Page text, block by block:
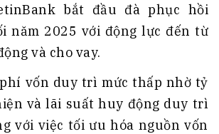
bắt đầu đà phục hồi
năm 2025 với động lực đến từ
và cho vay.
vốn duy trì mức thấp nhờ tỷ
và lãi suất huy động duy trì
với việc tối ưu hóa nguồn vốn